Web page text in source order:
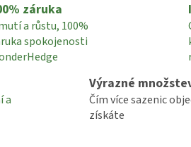
záruka
a růstu, 100%
spokojenosti
a
Výrazné
Čím více sazenic
získáte